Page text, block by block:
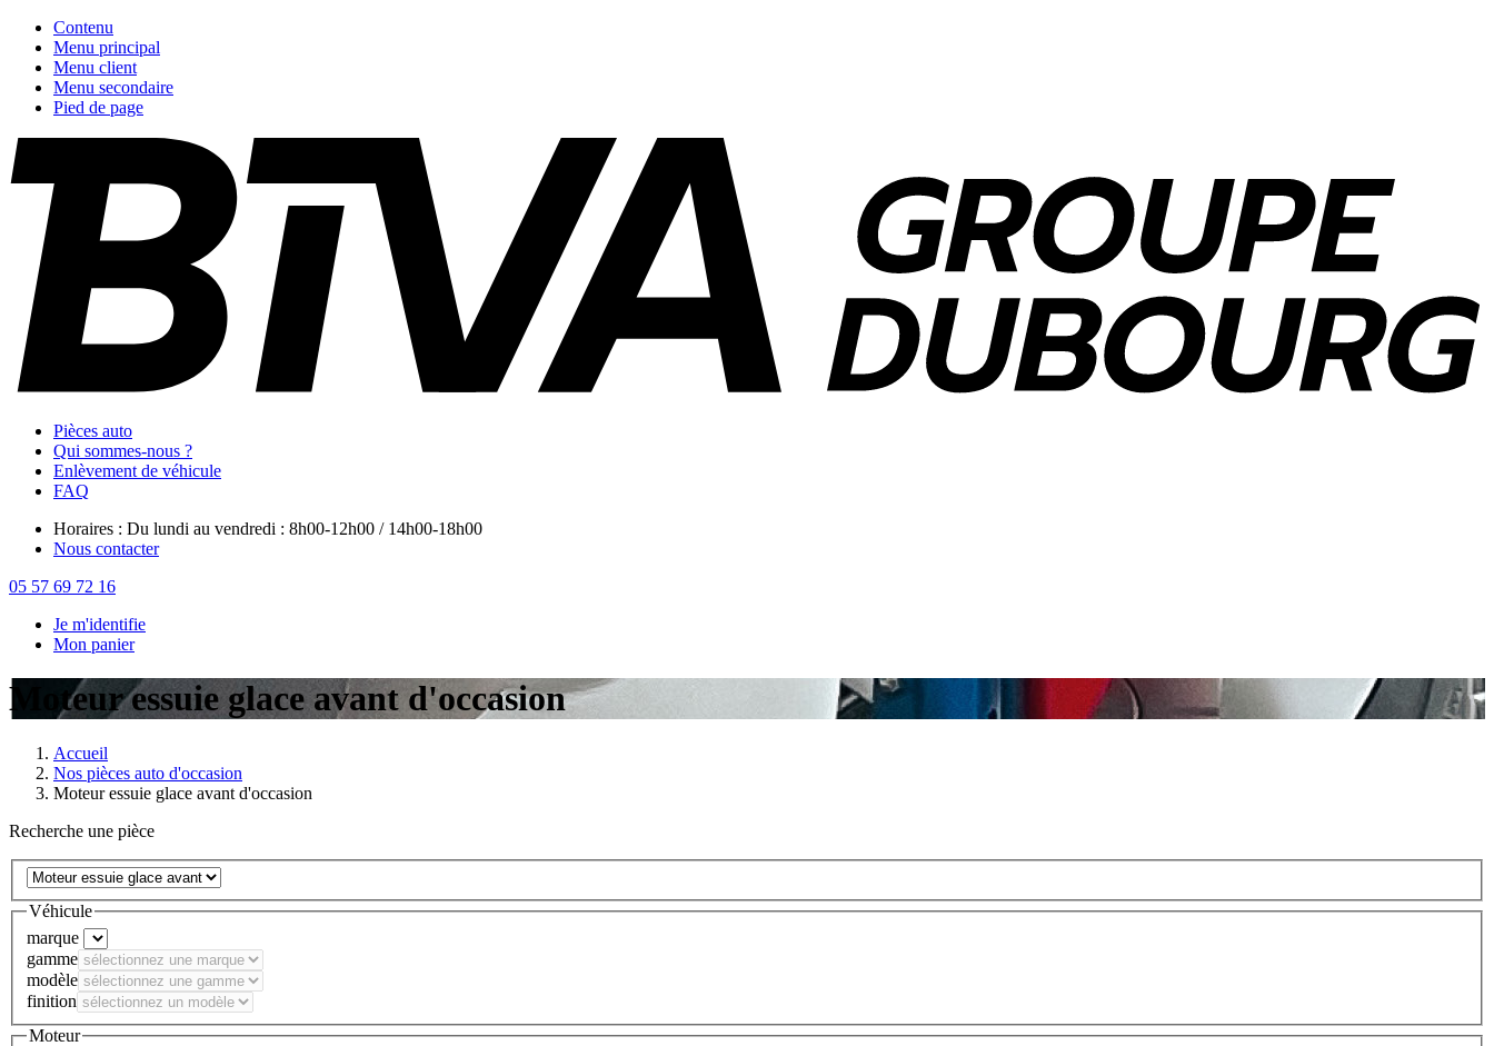
Contenu
Menu principal
Menu client
Menu secondaire
Pied de page
Pièces auto
Qui sommes-nous ?
Enlèvement de véhicule
FAQ
Horaires : Du lundi au vendredi : 8h00-12h00 / 14h00-18h00
Nous contacter
05 57 69 72 16
Je m'identifie
Mon panier
Moteur essuie glace avant d'occasion
Accueil
Nos pièces auto d'occasion
Moteur essuie glace avant d'occasion
Recherche une pièce
Véhicule
marque
gamme
modèle
finition
Moteur